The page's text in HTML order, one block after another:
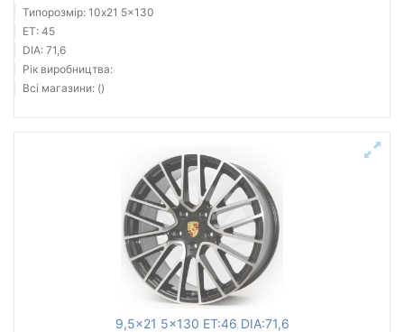
Типорозмір: 10x21 5x130
ET: 45
DIA: 71,6
Рік виробництва:
Всі магазини: ()
9,5x21 5x130 ET:46 DIA:71,6